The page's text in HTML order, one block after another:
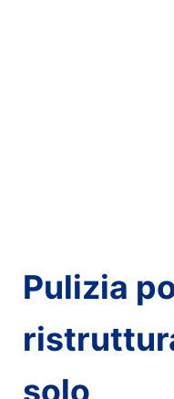
Pulizia